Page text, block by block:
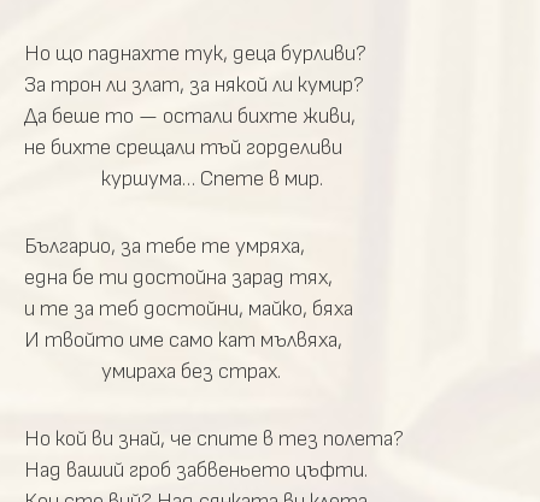
Но що паднахте тук, деца бурливи?
За трон ли злат, за някой ли кумир?
Да беше то — остали бихте живи,
не бихте срещали тъй горделиви
куршума… Спете в мир.
Българио, за тебе те умряха,
една бе ти достойна зарад тях,
и те за теб достойни, майко, бяха
И твойто име само кат мълвяха,
умираха без страх.
Но кой ви знай, че спите в тез полета?
Над ваший гроб забвеньето цъфти.